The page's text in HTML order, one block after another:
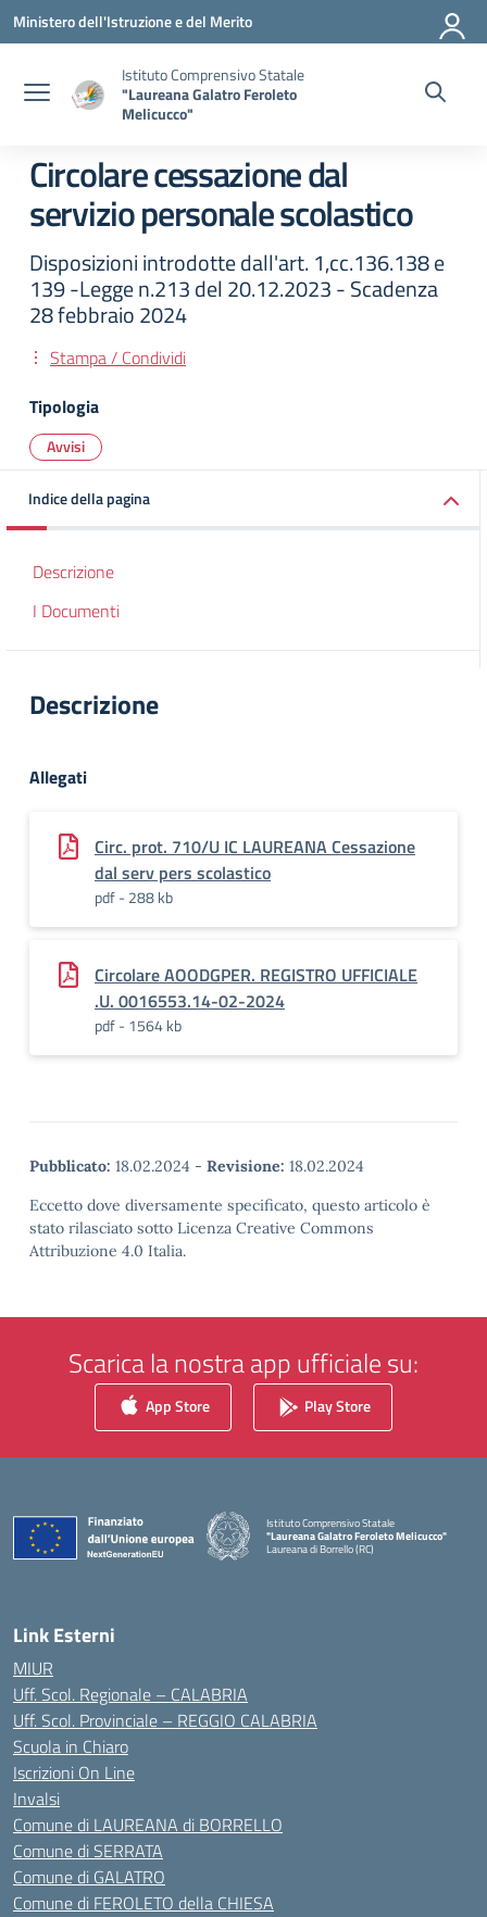
Vai ai contenuti
Vai al menu di navigazione
Vai al footer
Ministero dell'Istruzione e del Merito
Istituto Comprensivo Statale
"Laureana Galatro Feroleto
Melicucco"
Circolare cessazione dal
servizio personale scolastico
Disposizioni introdotte dall'art. 1,cc.136.138 e
139 -Legge n.213 del 20.12.2023 - Scadenza
28 febbraio 2024
Stampa / Condividi
Tipologia
Avvisi
Indice della pagina
Descrizione
I Documenti
Descrizione
Allegati
Circ. prot. 710/U IC LAUREANA Cessazione
dal serv pers scolastico
pdf - 288 kb
Circolare AOODGPER. REGISTRO UFFICIALE
.U. 0016553.14-02-2024
pdf - 1564 kb
Pubblicato: 18.02.2024 - Revisione: 18.02.2024
Eccetto dove diversamente specificato, questo articolo è
stato rilasciato sotto Licenza Creative Commons
Attribuzione 4.0 Italia.
Scarica la nostra app ufficiale su:
App Store Play Store
Istituto Comprensivo Statale
"Laureana Galatro Feroleto Melicucco"
Laureana di Borrello (RC)
Link Esterni
MIUR
Uff. Scol. Regionale – CALABRIA
Uff. Scol. Provinciale – REGGIO CALABRIA
Scuola in Chiaro
Iscrizioni On Line
Invalsi
Comune di LAUREANA di BORRELLO
Comune di SERRATA
Comune di GALATRO
Comune di FEROLETO della CHIESA